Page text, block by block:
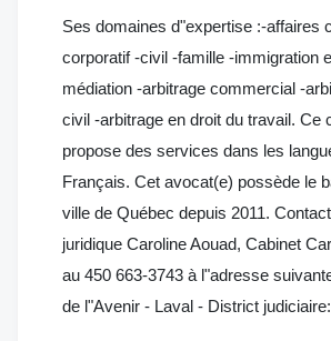
Ses domaines d"expertise :-affaires
corporatif -civil -famille -immigration
médiation -arbitrage commercial -
civil -arbitrage en droit du travail. Ce
propose des services dans les
Français. Cet avocat(e) possède le
ville de Québec depuis 2011.
juridique Caroline Aouad, Cabinet
au 450 663-3743 à l"adresse
de l"Avenir - Laval - District